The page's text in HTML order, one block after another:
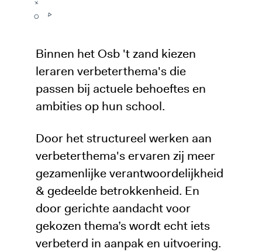
Binnen het Osb 't zand kiezen
leraren verbeterthema's die
passen bij actuele behoeftes en
ambities op hun school.
Door het structureel werken aan
verbeterthema's ervaren zij meer
gezamenlijke verantwoordelijkheid
& gedeelde betrokkenheid. En
door gerichte aandacht voor
gekozen thema’s wordt echt iets
verbeterd in aanpak en uitvoering.